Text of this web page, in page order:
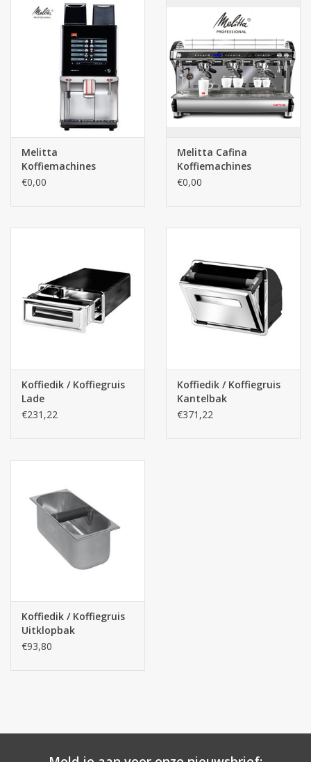
Relatiegeschenken
Koffiemachines
Kantoorbenodigdheden
Batterijen
Carnavalssnoep
Paasgeschenken
Melitta
Koffiemachines
Volautomaat
€0,00
Melitta Cafina
Koffiemachines
Halfautomaat
€0,00
Koffiedik / Koffiegruis
Lade
€231,22
Koffiedik / Koffiegruis
Kantelbak
€371,22
Koffiedik / Koffiegruis
Uitklopbak
€93,80